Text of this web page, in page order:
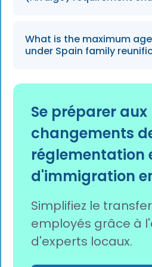
The minimum residence
Arraigo has been reduced
What is the maximum
under Spain family
The age limit for
children eligible for family
increased from 21 to 26
continue to meet the
requirements.
Se préparer aux
changements
réglementation
d'immigration
Simplifiez le
employés grâce à
d'experts locaux.